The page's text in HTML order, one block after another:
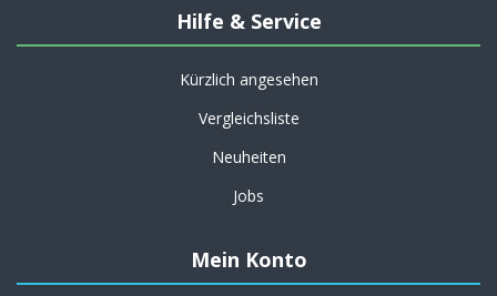
Hilfe & Service
Kürzlich angesehen
Vergleichsliste
Neuheiten
Jobs
Mein Konto